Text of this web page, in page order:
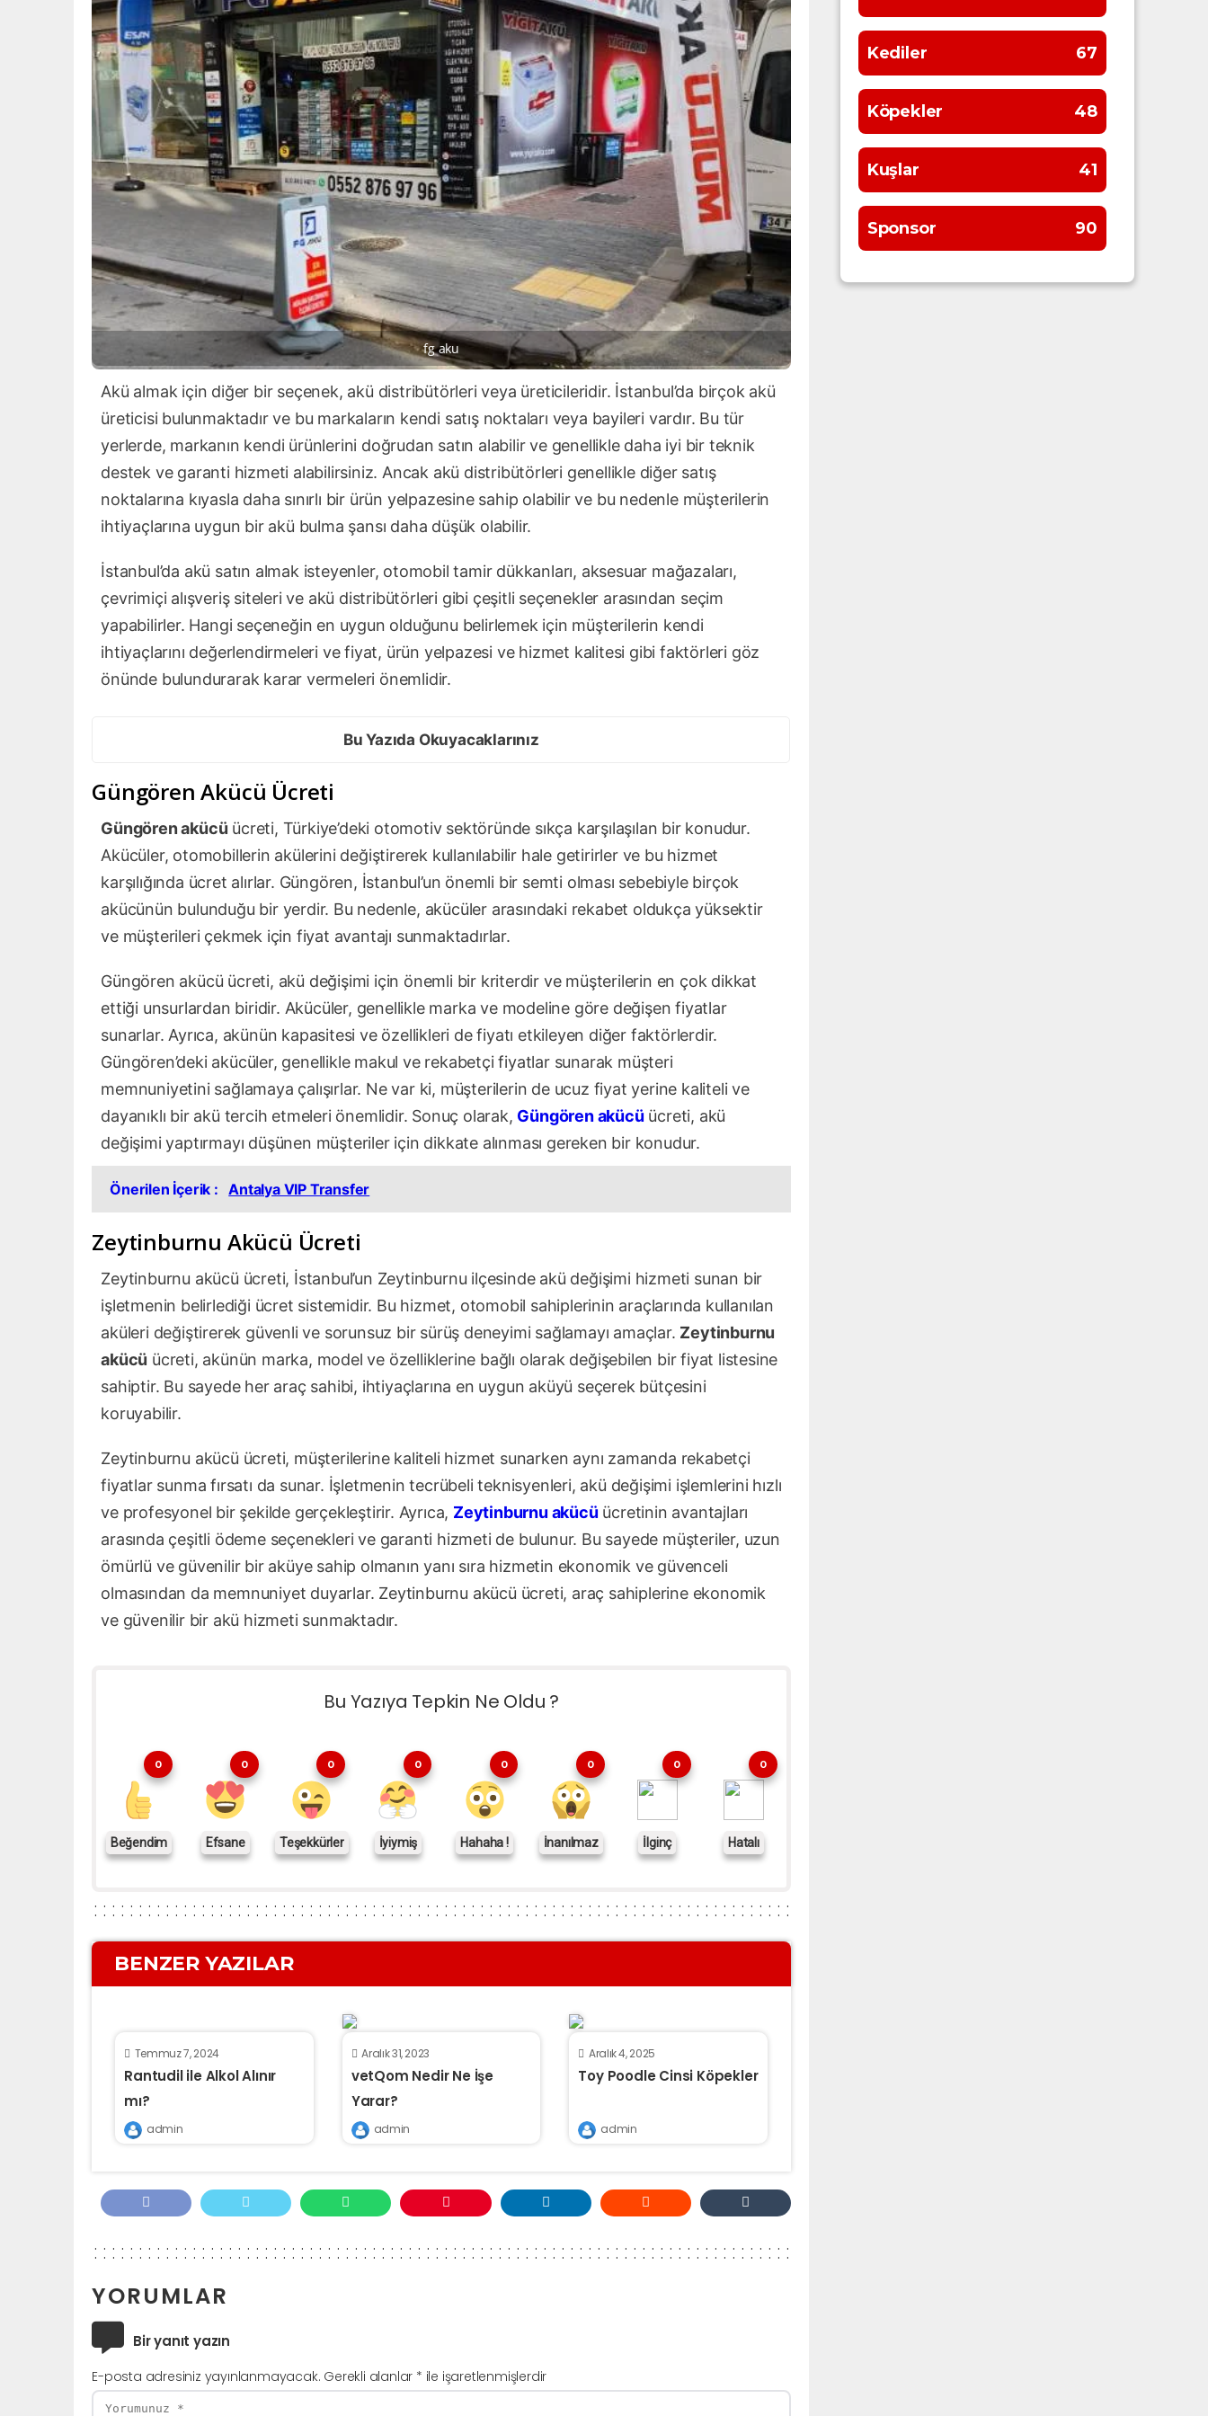
fg aku
Akü almak için diğer bir seçenek, akü distribütörleri veya üreticileridir. İstanbul’da birçok akü
üreticisi bulunmaktadır ve bu markaların kendi satış noktaları veya bayileri vardır. Bu tür
yerlerde, markanın kendi ürünlerini doğrudan satın alabilir ve genellikle daha iyi bir teknik
destek ve garanti hizmeti alabilirsiniz. Ancak akü distribütörleri genellikle diğer satış
noktalarına kıyasla daha sınırlı bir ürün yelpazesine sahip olabilir ve bu nedenle müşterilerin
ihtiyaçlarına uygun bir akü bulma şansı daha düşük olabilir.
İstanbul’da akü satın almak isteyenler, otomobil tamir dükkanları, aksesuar mağazaları,
çevrimiçi alışveriş siteleri ve akü distribütörleri gibi çeşitli seçenekler arasından seçim
yapabilirler. Hangi seçeneğin en uygun olduğunu belirlemek için müşterilerin kendi
ihtiyaçlarını değerlendirmeleri ve fiyat, ürün yelpazesi ve hizmet kalitesi gibi faktörleri göz
önünde bulundurarak karar vermeleri önemlidir.
Bu Yazıda Okuyacaklarınız
Güngören Akücü Ücreti
Güngören akücü ücreti, Türkiye’deki otomotiv sektöründe sıkça karşılaşılan bir konudur.
Akücüler, otomobillerin akülerini değiştirerek kullanılabilir hale getirirler ve bu hizmet
karşılığında ücret alırlar. Güngören, İstanbul’un önemli bir semti olması sebebiyle birçok
akücünün bulunduğu bir yerdir. Bu nedenle, akücüler arasındaki rekabet oldukça yüksektir
ve müşterileri çekmek için fiyat avantajı sunmaktadırlar.
Güngören akücü ücreti, akü değişimi için önemli bir kriterdir ve müşterilerin en çok dikkat
ettiği unsurlardan biridir. Akücüler, genellikle marka ve modeline göre değişen fiyatlar
sunarlar. Ayrıca, akünün kapasitesi ve özellikleri de fiyatı etkileyen diğer faktörlerdir.
Güngören’deki akücüler, genellikle makul ve rekabetçi fiyatlar sunarak müşteri
memnuniyetini sağlamaya çalışırlar. Ne var ki, müşterilerin de ucuz fiyat yerine kaliteli ve
dayanıklı bir akü tercih etmeleri önemlidir. Sonuç olarak, Güngören akücü ücreti, akü
değişimi yaptırmayı düşünen müşteriler için dikkate alınması gereken bir konudur.
Önerilen İçerik : Antalya VIP Transfer
Zeytinburnu Akücü Ücreti
Zeytinburnu akücü ücreti, İstanbul’un Zeytinburnu ilçesinde akü değişimi hizmeti sunan bir
işletmenin belirlediği ücret sistemidir. Bu hizmet, otomobil sahiplerinin araçlarında kullanılan
aküleri değiştirerek güvenli ve sorunsuz bir sürüş deneyimi sağlamayı amaçlar. Zeytinburnu
akücü ücreti, akünün marka, model ve özelliklerine bağlı olarak değişebilen bir fiyat listesine
sahiptir. Bu sayede her araç sahibi, ihtiyaçlarına en uygun aküyü seçerek bütçesini
koruyabilir.
Zeytinburnu akücü ücreti, müşterilerine kaliteli hizmet sunarken aynı zamanda rekabetçi
fiyatlar sunma fırsatı da sunar. İşletmenin tecrübeli teknisyenleri, akü değişimi işlemlerini hızlı
ve profesyonel bir şekilde gerçekleştirir. Ayrıca, Zeytinburnu akücü ücretinin avantajları
arasında çeşitli ödeme seçenekleri ve garanti hizmeti de bulunur. Bu sayede müşteriler, uzun
ömürlü ve güvenilir bir aküye sahip olmanın yanı sıra hizmetin ekonomik ve güvenceli
olmasından da memnuniyet duyarlar. Zeytinburnu akücü ücreti, araç sahiplerine ekonomik
ve güvenilir bir akü hizmeti sunmaktadır.
Bu Yazıya Tepkin Ne Oldu ?
Beğendim
0
Efsane
0
Teşekkürler
0
İyiymiş
0
Hahaha !
0
İnanılmaz
0
İlginç
0
Hatalı
0
BENZER YAZILAR
Temmuz 7, 2024
Rantudil ile Alkol Alınır
mı?
admin
Aralık 31, 2023
vetQom Nedir Ne İşe
Yarar?
admin
Aralık 4, 2025
Toy Poodle Cinsi Köpekler
admin
YORUMLAR
Bir yanıt yazın
E-posta adresiniz yayınlanmayacak. Gerekli alanlar * ile işaretlenmişlerdir
Kediler 67
Köpekler 48
Kuşlar 41
Sponsor 90